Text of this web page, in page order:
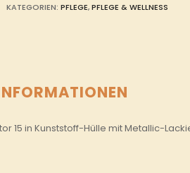
KATEGORIEN: PFLEGE,PFLEGE & WELLNESS
15 in Kunststoff-Hülle mit Metallic-